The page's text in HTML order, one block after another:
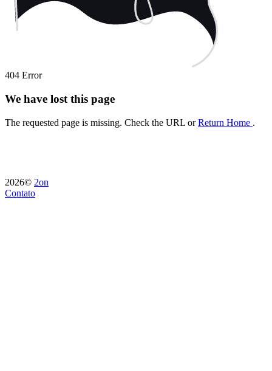
404 Error
We have lost this page
The requested page is missing. Check the URL orReturn Home .
2026© 2on
Contato